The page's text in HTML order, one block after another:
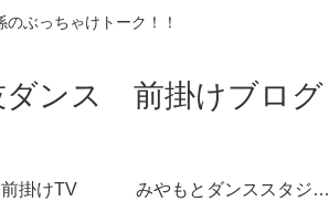
のぶっちゃけトーク！！
ダンス 前掛けブログ
前掛けTV みやもとダンススタジオ札幌